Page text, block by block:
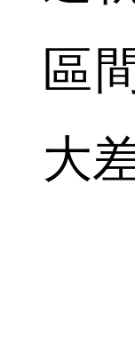
區
大
“